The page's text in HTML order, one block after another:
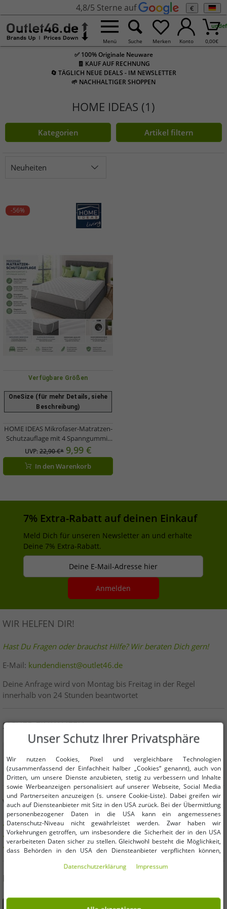
4,8/5 Sterne auf €
Menü Suche Merken Konto 0,00€
✅ 100% Originale Neuware
🧾 KAUF AUF RECHNUNG
🔄 TÄGLICH NEUE DEALS - IM NEWSLETTER
🌱 NACHHALTIGER SHOPPEN
HOME IDEAS (1)
Kategorien Artikel filtern
Neuheiten
-56%
Verfügbare Größen
OneSize (für mehr Details, siehe
Beschreibung)
HOME IDEAS Mikrofaser-Matratzen-
Schutzauflage mit 4 Spanngummis
Schutz-Bezug passend für
Matratzengrößen 90x190cm bis
100x200cm 9983638 Weiß
UVP:22,90 €* 9,99 €
In den Warenkorb
7% Extra-Rabatt auf deinen Einkauf
Meld Dich für unseren Newsletter an und erhalte
Deine 7% Extra-Rabatt.
Deine E-Mail-Adresse hier
Anmelden
WIR HELFEN DIR!
Hast Du Fragen oder brauchst Hilfe? Wir beraten Dich gern!
E-Mail: kundendienst@outlet46.de
Deine Anfrage wird von Montag bis Freitag in der Regel
innerhalb von 24 Stunden beantwortet
SICHER EINKAUFEN
VORTEILE
KAUF AUF RECHNUNG
100 Tage Rückgaberecht
Versandkostenfrei ab 49 € (DE)
DU FINDEST UNS AUCH AUF
Unser Schutz Ihrer Privatsphäre
Wir nutzen Cookies, Pixel und vergleichbare Technologien
(zusammenfassend der Einfachheit halber „Cookies“ genannt), auch von
Dritten, um unsere Dienste anzubieten, stetig zu verbessern und Inhalte
sowie Werbeanzeigen personalisiert auf unserer Webseite, Social Media
und Partnerseiten anzuzeigen (s. unsere Cookie-Liste). Dabei greifen wir
auch auf Diensteanbieter mit Sitz in den USA zurück. Bei der Übermittlung
personenbezogener Daten in die USA kann ein angemessenes
Datenschutz-Niveau nicht gewährleistet werden. Zwar haben wir
Vorkehrungen getroffen, um insbesondere die Sicherheit der in den USA
verarbeiteten Daten sicher zu stellen. Gleichwohl besteht die Möglichkeit,
dass Behörden in den USA den Diensteanbieter verpflichten können,
im Einzelfall auf Basis entsprechender US-Gesetzgebung, ein wirksamer
Zugriff informiert wirst. Mit Deiner Einwilligung gem. Art. 49 Abs. 1 lit. a
DSGVO erklärst Du Dich in die Übermittlung in die USA für einverstanden
Daten­schutz­erklärung Impressum